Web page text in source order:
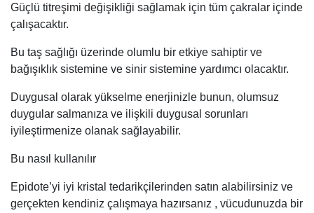
Güçlü titreşimi değişikliği sağlamak için tüm çakralar içinde
çalışacaktır.
Bu taş sağlığı üzerinde olumlu bir etkiye sahiptir ve
bağışıklık sistemine ve sinir sistemine yardımcı olacaktır.
Duygusal olarak yükselme enerjinizle bunun, olumsuz
duygular salmanıza ve ilişkili duygusal sorunları
iyileştirmenize olanak sağlayabilir.
Bu nasıl kullanılır
Epidote’yi iyi kristal tedarikçilerinden satın alabilirsiniz ve
gerçekten kendiniz çalışmaya hazırsanız , vücudunuzda bir